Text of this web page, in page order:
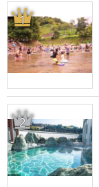
1
2